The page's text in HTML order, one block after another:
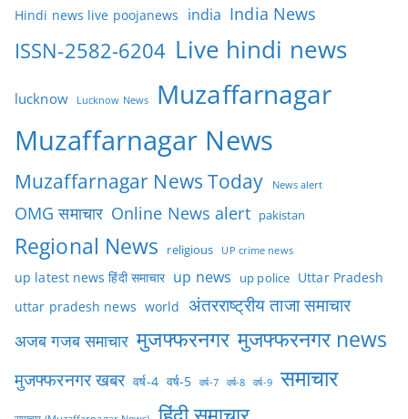
Hindi news live poojanews india India News
ISSN-2582-6204 Live hindi news
lucknow Lucknow News Muzaffarnagar
Muzaffarnagar News
Muzaffarnagar News Today News alert
OMG समाचार Online News alert pakistan
Regional News religious UP crime news
up latest news हिंदी समाचार up news up police Uttar Pradesh
uttar pradesh news world अंतरराष्ट्रीय ताजा समाचार
अजब गजब समाचार मुजफ्फरनगर मुजफ्फरनगर news
मुजफ्फरनगर खबर वर्ष-4 वर्ष-5 वर्ष-7 वर्ष-8 वर्ष-9 समाचार